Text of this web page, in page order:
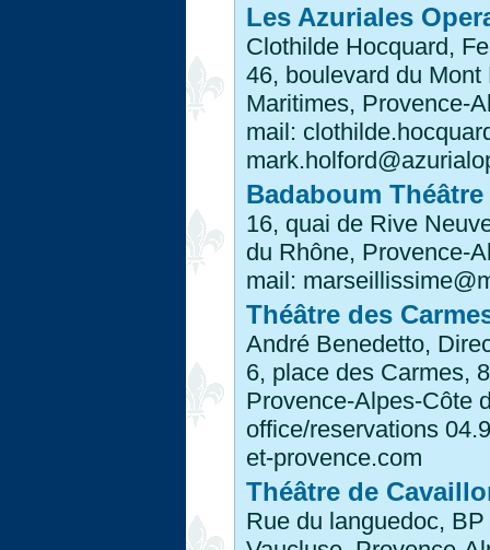
Les Azuriales
Clothilde Hocquard,
46, boulevard du
Maritimes, Provence-
mail:
Badaboum Théâtre
16, quai de Rive
du Rhône, Provence-
mail:
Théâtre des
André Benedetto,
6, place des Carmes,
Provence-Alpes-Côte
office/reservations
et-provence.com
Théâtre de
Rue du languedoc,